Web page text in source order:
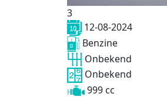
3
12-08-2024
Benzine
Onbekend
Onbekend
999 cc